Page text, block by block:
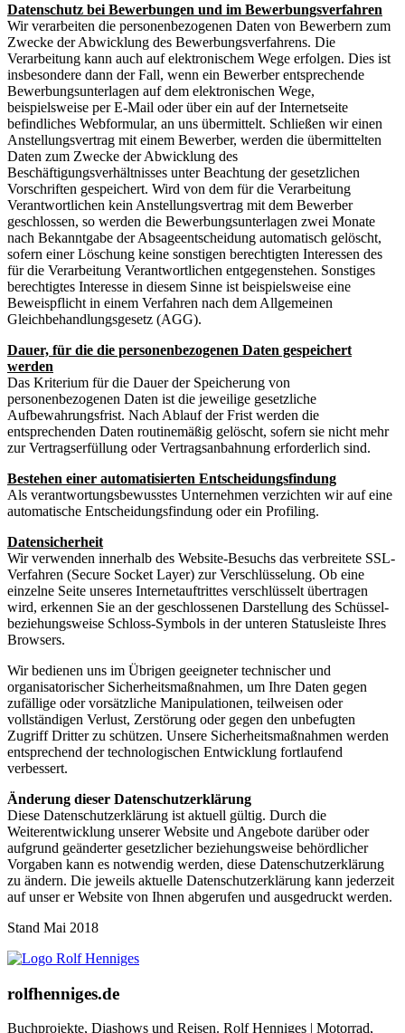
Datenschutz bei Bewerbungen und im Bewerbungsverfahren
Wir verarbeiten die personenbezogenen Daten von Bewerbern zum
Zwecke der Abwicklung des Bewerbungsverfahrens. Die
Verarbeitung kann auch auf elektronischem Wege erfolgen. Dies ist
insbesondere dann der Fall, wenn ein Bewerber entsprechende
Bewerbungsunterlagen auf dem elektronischen Wege,
beispielsweise per E-Mail oder über ein auf der Internetseite
befindliches Webformular, an uns übermittelt. Schließen wir einen
Anstellungsvertrag mit einem Bewerber, werden die übermittelten
Daten zum Zwecke der Abwicklung des
Beschäftigungsverhältnisses unter Beachtung der gesetzlichen
Vorschriften gespeichert. Wird von dem für die Verarbeitung
Verantwortlichen kein Anstellungsvertrag mit dem Bewerber
geschlossen, so werden die Bewerbungsunterlagen zwei Monate
nach Bekanntgabe der Absageentscheidung automatisch gelöscht,
sofern einer Löschung keine sonstigen berechtigten Interessen des
für die Verarbeitung Verantwortlichen entgegenstehen. Sonstiges
berechtigtes Interesse in diesem Sinne ist beispielsweise eine
Beweispflicht in einem Verfahren nach dem Allgemeinen
Gleichbehandlungsgesetz (AGG).
Dauer, für die die personenbezogenen Daten gespeichert
werden
Das Kriterium für die Dauer der Speicherung von
personenbezogenen Daten ist die jeweilige gesetzliche
Aufbewahrungsfrist. Nach Ablauf der Frist werden die
entsprechenden Daten routinemäßig gelöscht, sofern sie nicht mehr
zur Vertragserfüllung oder Vertragsanbahnung erforderlich sind.
Bestehen einer automatisierten Entscheidungsfindung
Als verantwortungsbewusstes Unternehmen verzichten wir auf eine
automatische Entscheidungsfindung oder ein Profiling.
Datensicherheit
Wir verwenden innerhalb des Website-Besuchs das verbreitete SSL-
Verfahren (Secure Socket Layer) zur Verschlüsselung. Ob eine
einzelne Seite unseres Internetauftrittes verschlüsselt übertragen
wird, erkennen Sie an der geschlossenen Darstellung des Schüssel-
beziehungsweise Schloss-Symbols in der unteren Statusleiste Ihres
Browsers.
Wir bedienen uns im Übrigen geeigneter technischer und
organisatorischer Sicherheitsmaßnahmen, um Ihre Daten gegen
zufällige oder vorsätzliche Manipulationen, teilweisen oder
vollständigen Verlust, Zerstörung oder gegen den unbefugten
Zugriff Dritter zu schützen. Unsere Sicherheitsmaßnahmen werden
entsprechend der technologischen Entwicklung fortlaufend
verbessert.
Änderung dieser Datenschutzerklärung
Diese Datenschutzerklärung ist aktuell gültig. Durch die
Weiterentwicklung unserer Website und Angebote darüber oder
aufgrund geänderter gesetzlicher beziehungsweise behördlicher
Vorgaben kann es notwendig werden, diese Datenschutzerklärung
zu ändern. Die jeweils aktuelle Datenschutzerklärung kann jederzeit
auf unser er Website von Ihnen abgerufen und ausgedruckt werden.
Stand Mai 2018
rolfhenniges.de
Buchprojekte, Diashows und Reisen. Rolf Henniges | Motorrad,